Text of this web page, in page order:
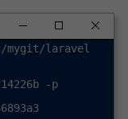
/c/mygit/laravel